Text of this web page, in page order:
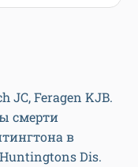
JC, Feragen KJB.
смерти
в
Dis.